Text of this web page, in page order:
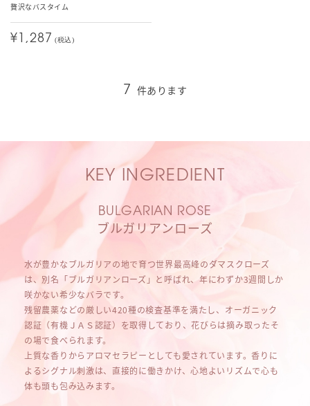
贅沢なバスタイム
¥1,287 (税込)
7 件あります
KEY INGREDIENT
BULGARIAN ROSE
ブルガリアンローズ
水が豊かなブルガリアの地で育つ世界最高峰のダマスクローズ
は、別名「ブルガリアンローズ」と呼ばれ、年にわずか3週間しか
咲かない希少なバラです。
残留農薬などの厳しい420種の検査基準を満たし、オーガニック
認証（有機ＪＡＳ認証）を取得しており、花びらは摘み取ったそ
の場で食べられます。
上質な香りからアロマセラピーとしても愛されています。香りに
よるシグナル刺激は、直接的に働きかけ、心地よいリズムで心も
体も頭も包み込みます。